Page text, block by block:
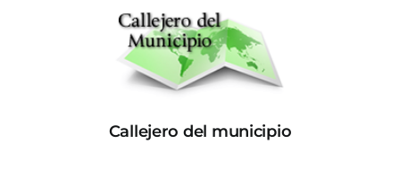
Callejero del municipio